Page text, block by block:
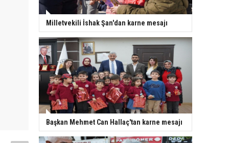
Milletvekili İshak Şan'dan karne mesajı
Başkan Mehmet Can Hallaç'tan karne mesajı